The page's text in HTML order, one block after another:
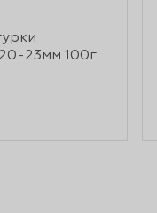
23мм 100г